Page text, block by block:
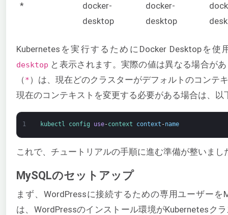
*
docker-
desktop
docker-
desktop
Kubernetesを実行するためにDocker Desktopを
desktop と表示されます。実際の値は異なる場合が
（*）は、現在どのクラスターがデフォルトのコンテ
現在のコンテキストを変更する必要がある場合は、以
1 kubectl config use-context context -name
これで、チュートリアルの手順に進む準備が整いまし
MySQLのセットアップ
まず、WordPressに接続するための専用ユーザーを
は、WordPressのインストール環境がKubernetesク